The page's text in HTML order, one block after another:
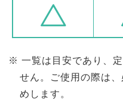
一覧は目安であり、
せん。ご使用の際は
めします。